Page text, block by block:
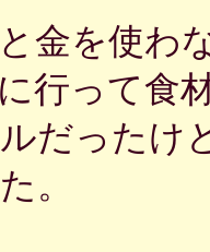
金を使わ
行って食
だったけ
。